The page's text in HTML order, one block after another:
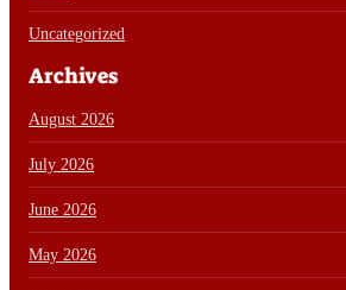
Uncategorized
Archives
August 2026
July 2026
June 2026
May 2026